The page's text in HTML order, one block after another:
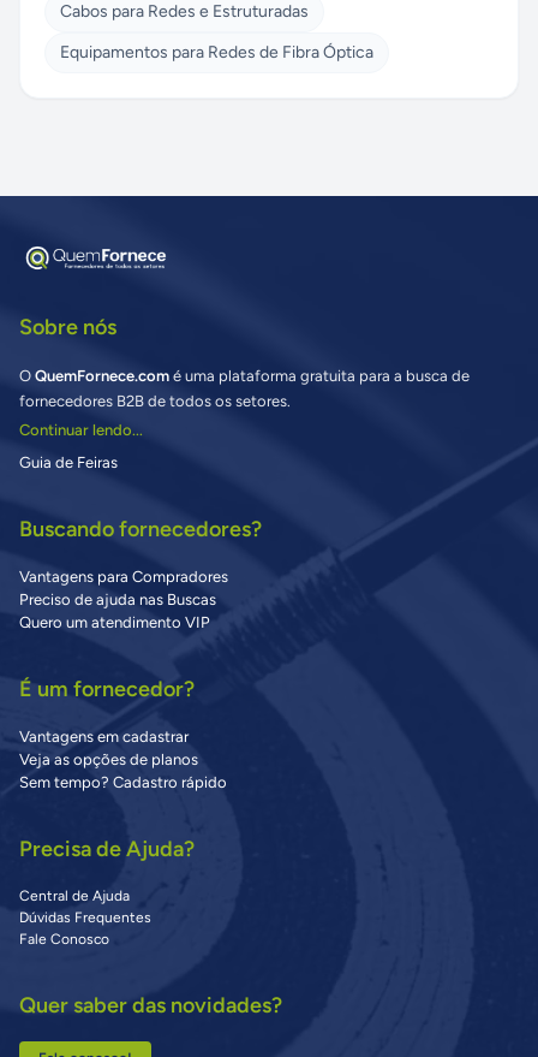
Cabos para Redes e Estruturadas
Equipamentos para Redes de Fibra Óptica
Sobre nós
O QuemFornece.com é uma plataforma gratuita para a busca de
fornecedores B2B de todos os setores.
Continuar lendo...
Guia de Feiras
Buscando fornecedores?
Vantagens para Compradores
Preciso de ajuda nas Buscas
Quero um atendimento VIP
É um fornecedor?
Vantagens em cadastrar
Veja as opções de planos
Sem tempo? Cadastro rápido
Precisa de Ajuda?
Central de Ajuda
Dúvidas Frequentes
Fale Conosco
Quer saber das novidades?